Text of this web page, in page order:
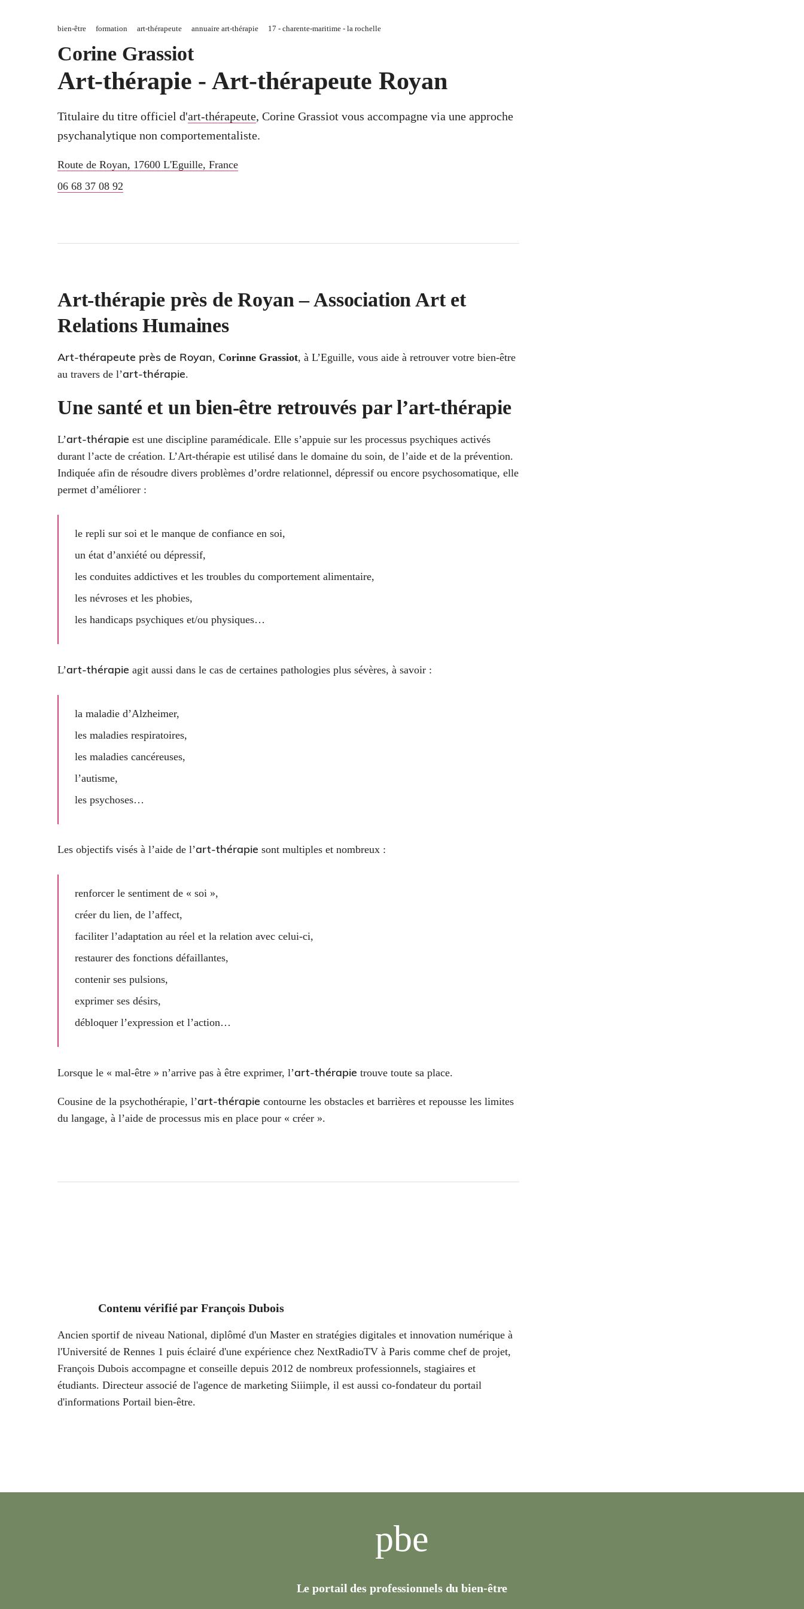
bien-être formation art-thérapeute annuaire art-thérapie 17 - charente-maritime - la rochelle
Corine Grassiot
Art-thérapie - Art-thérapeute Royan
Titulaire du titre officiel d'art-thérapeute, Corine Grassiot vous accompagne via une approche
psychanalytique non comportementaliste.
Route de Royan, 17600 L'Eguille, France
06 68 37 08 92
Art-thérapie près de Royan – Association Art et
Relations Humaines
Art-thérapeute près de Royan, Corinne Grassiot, à L’Eguille, vous aide à retrouver votre bien-être
au travers de l’art-thérapie.
Une santé et un bien-être retrouvés par l’art-thérapie
L’art-thérapie est une discipline paramédicale. Elle s’appuie sur les processus psychiques activés
durant l’acte de création. L’Art-thérapie est utilisé dans le domaine du soin, de l’aide et de la prévention.
Indiquée afin de résoudre divers problèmes d’ordre relationnel, dépressif ou encore psychosomatique, elle
permet d’améliorer :
le repli sur soi et le manque de confiance en soi,
un état d’anxiété ou dépressif,
les conduites addictives et les troubles du comportement alimentaire,
les névroses et les phobies,
les handicaps psychiques et/ou physiques…
L’art-thérapie agit aussi dans le cas de certaines pathologies plus sévères, à savoir :
la maladie d’Alzheimer,
les maladies respiratoires,
les maladies cancéreuses,
l’autisme,
les psychoses…
Les objectifs visés à l’aide de l’art-thérapie sont multiples et nombreux :
renforcer le sentiment de « soi »,
créer du lien, de l’affect,
faciliter l’adaptation au réel et la relation avec celui-ci,
restaurer des fonctions défaillantes,
contenir ses pulsions,
exprimer ses désirs,
débloquer l’expression et l’action…
Lorsque le « mal-être » n’arrive pas à être exprimer, l’art-thérapie trouve toute sa place.
Cousine de la psychothérapie, l’art-thérapie contourne les obstacles et barrières et repousse les limites
du langage, à l’aide de processus mis en place pour « créer ».
Contenu vérifié par François Dubois
Ancien sportif de niveau National, diplômé d'un Master en stratégies digitales et innovation numérique à
l'Université de Rennes 1 puis éclairé d'une expérience chez NextRadioTV à Paris comme chef de projet,
François Dubois accompagne et conseille depuis 2012 de nombreux professionnels, stagiaires et
étudiants. Directeur associé de l'agence de marketing Siiimple, il est aussi co-fondateur du portail
d'informations Portail bien-être.
pbe
Le portail des professionnels du bien-être